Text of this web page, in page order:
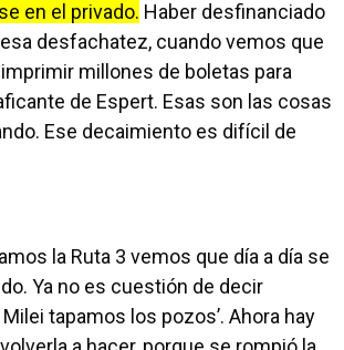
en el privado. Haber desfinanciado
desfachatez, cuando vemos que
millones de boletas para
de Espert. Esas son las cosas
Ese decaimiento es difícil de
la Ruta 3 vemos que día a día se
Ya no es cuestión de decir
Milei tapamos los pozos’. Ahora hay